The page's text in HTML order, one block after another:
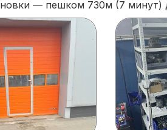
— пешком 730м (7 минут)